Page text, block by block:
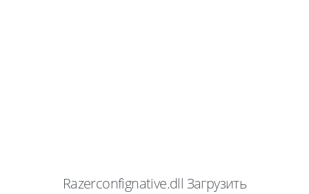
Razerconfignative.dll Загрузить